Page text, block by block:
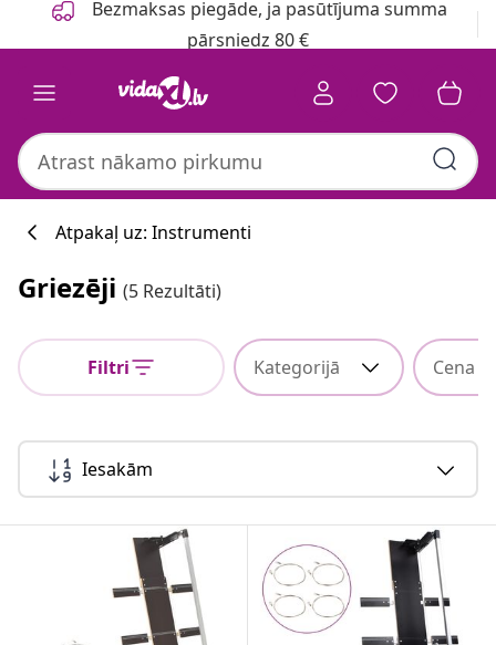
Bezmaksas piegāde, ja pasūtījuma summa
pārsniedz 80 €
Atpakaļ uz: Instrumenti
Griezēji (5 Rezultāti)
Filtri Kategorijā Cena
Iesakām